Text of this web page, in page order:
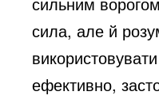
сила, але й
ефективно,